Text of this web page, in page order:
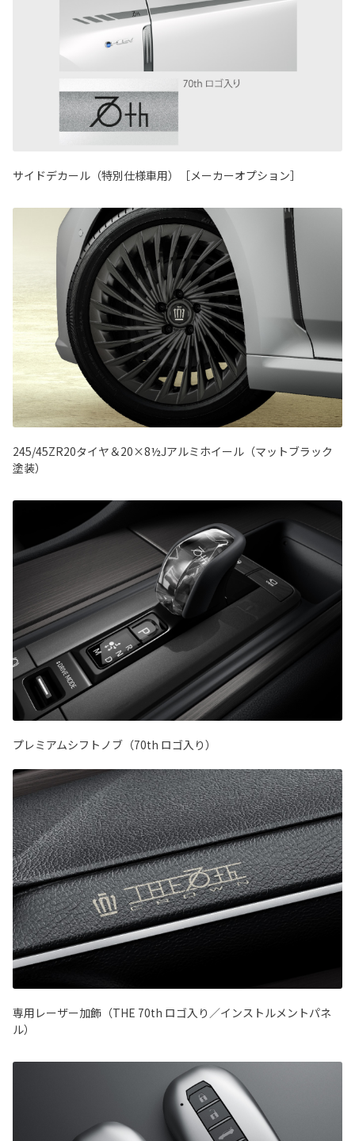
サイドデカール（特別仕様車用）［メーカーオプション］
245/45ZR20タイヤ＆20×8½Jアルミホイール（マットブラック
塗装）
プレミアムシフトノブ（70th ロゴ入り）
専用レーザー加飾（THE 70th ロゴ入り／インストルメントパネ
ル）